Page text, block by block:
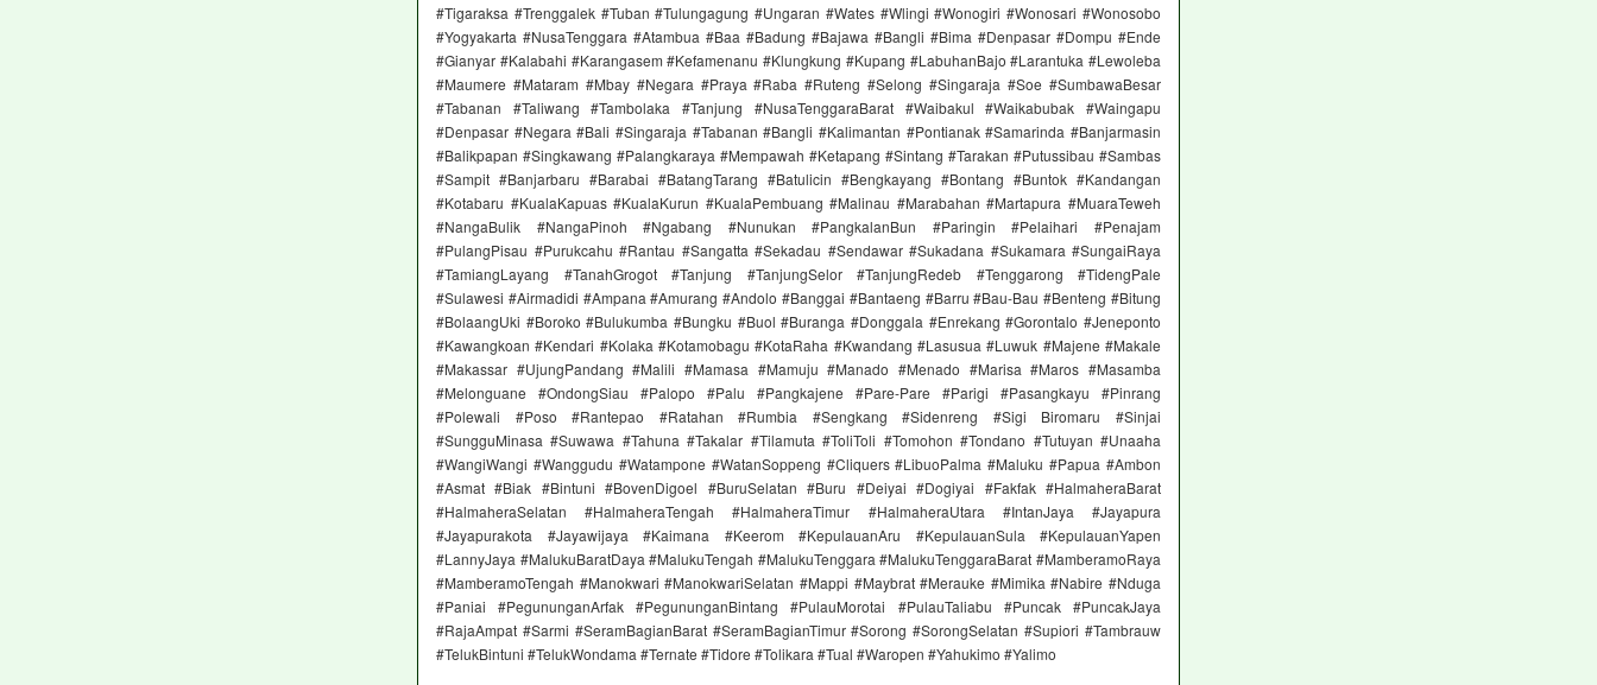
#Tigaraksa #Trenggalek #Tuban #Tulungagung #Ungaran #Wates #Wlingi #Wonogiri #Wonosari #Wonosobo
#Yogyakarta #NusaTenggara #Atambua #Baa #Badung #Bajawa #Bangli #Bima #Denpasar #Dompu #Ende
#Gianyar #Kalabahi #Karangasem #Kefamenanu #Klungkung #Kupang #LabuhanBajo #Larantuka #Lewoleba
#Maumere #Mataram #Mbay #Negara #Praya #Raba #Ruteng #Selong #Singaraja #Soe #SumbawaBesar
#Tabanan #Taliwang #Tambolaka #Tanjung #NusaTenggaraBarat #Waibakul #Waikabubak #Waingapu
#Denpasar #Negara #Bali #Singaraja #Tabanan #Bangli #Kalimantan #Pontianak #Samarinda #Banjarmasin
#Balikpapan #Singkawang #Palangkaraya #Mempawah #Ketapang #Sintang #Tarakan #Putussibau #Sambas
#Sampit #Banjarbaru #Barabai #BatangTarang #Batulicin #Bengkayang #Bontang #Buntok #Kandangan
#Kotabaru #KualaKapuas #KualaKurun #KualaPembuang #Malinau #Marabahan #Martapura #MuaraTeweh
#NangaBulik #NangaPinoh #Ngabang #Nunukan #PangkalanBun #Paringin #Pelaihari #Penajam
#PulangPisau #Purukcahu #Rantau #Sangatta #Sekadau #Sendawar #Sukadana #Sukamara #SungaiRaya
#TamiangLayang #TanahGrogot #Tanjung #TanjungSelor #TanjungRedeb #Tenggarong #TidengPale
#Sulawesi #Airmadidi #Ampana #Amurang #Andolo #Banggai #Bantaeng #Barru #Bau-Bau #Benteng #Bitung
#BolaangUki #Boroko #Bulukumba #Bungku #Buol #Buranga #Donggala #Enrekang #Gorontalo #Jeneponto
#Kawangkoan #Kendari #Kolaka #Kotamobagu #KotaRaha #Kwandang #Lasusua #Luwuk #Majene #Makale
#Makassar #UjungPandang #Malili #Mamasa #Mamuju #Manado #Menado #Marisa #Maros #Masamba
#Melonguane #OndongSiau #Palopo #Palu #Pangkajene #Pare-Pare #Parigi #Pasangkayu #Pinrang
#Polewali #Poso #Rantepao #Ratahan #Rumbia #Sengkang #Sidenreng #Sigi Biromaru #Sinjai
#SungguMinasa #Suwawa #Tahuna #Takalar #Tilamuta #ToliToli #Tomohon #Tondano #Tutuyan #Unaaha
#WangiWangi #Wanggudu #Watampone #WatanSoppeng #Cliquers #LibuoPalma #Maluku #Papua #Ambon
#Asmat #Biak #Bintuni #BovenDigoel #BuruSelatan #Buru #Deiyai #Dogiyai #Fakfak #HalmaheraBarat
#HalmaheraSelatan #HalmaheraTengah #HalmaheraTimur #HalmaheraUtara #IntanJaya #Jayapura
#Jayapurakota #Jayawijaya #Kaimana #Keerom #KepulauanAru #KepulauanSula #KepulauanYapen
#LannyJaya #MalukuBaratDaya #MalukuTengah #MalukuTenggara #MalukuTenggaraBarat #MamberamoRaya
#MamberamoTengah #Manokwari #ManokwariSelatan #Mappi #Maybrat #Merauke #Mimika #Nabire #Nduga
#Paniai #PegununganArfak #PegununganBintang #PulauMorotai #PulauTaliabu #Puncak #PuncakJaya
#RajaAmpat #Sarmi #SeramBagianBarat #SeramBagianTimur #Sorong #SorongSelatan #Supiori #Tambrauw
#TelukBintuni #TelukWondama #Ternate #Tidore #Tolikara #Tual #Waropen #Yahukimo #Yalimo